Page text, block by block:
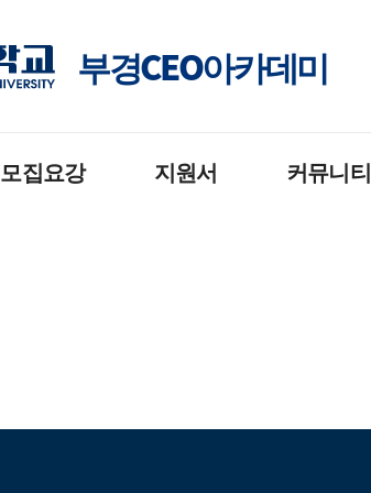
부경CEO아카데미
모집요강 지원서 커뮤니티